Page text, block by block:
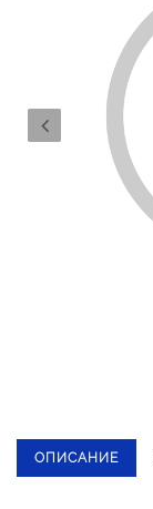
ОПИСАНИЕ